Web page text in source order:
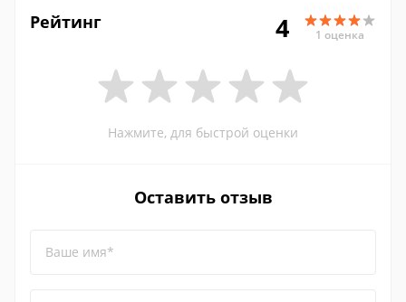
Рейтинг 4 1 оценка
Нажмите, для быстрой оценки
Оставить отзыв
Ваше имя*